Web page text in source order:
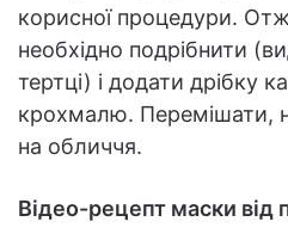
корисної процедури.
необхідно подрібнити
тертці) і додати дрібку
крохмалю. Перемішати,
на обличчя.
Відео-рецепт маски від